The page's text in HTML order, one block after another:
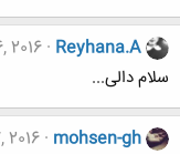
Reyhana.A
2016
سلام دالی...
mohsen-gh